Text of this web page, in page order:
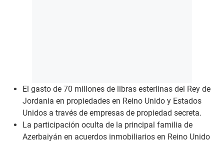
El gasto de 70 millones de libras esterlinas del Rey de
Jordania en propiedades en Reino Unido y Estados
Unidos a través de empresas de propiedad secreta.
La participación oculta de la principal familia de
Azerbaiyán en acuerdos inmobiliarios en Reino Unido